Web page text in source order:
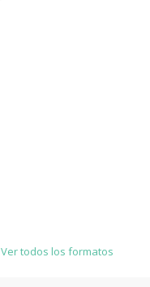
Ver todos los formatos